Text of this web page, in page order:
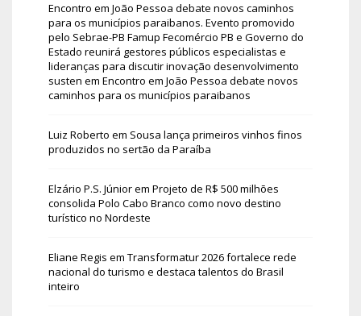
Encontro em João Pessoa debate novos caminhos
para os municípios paraibanos. Evento promovido
pelo Sebrae-PB Famup Fecomércio PB e Governo do
Estado reunirá gestores públicos especialistas e
lideranças para discutir inovação desenvolvimento
susten em Encontro em João Pessoa debate novos
caminhos para os municípios paraibanos
Luiz Roberto em Sousa lança primeiros vinhos finos
produzidos no sertão da Paraíba
Elzário P.S. Júniorem Projeto de R$ 500 milhões
consolida Polo Cabo Branco como novo destino
turístico no Nordeste
Eliane Regis em Transformatur 2026 fortalece rede
nacional do turismo e destaca talentos do Brasil
inteiro